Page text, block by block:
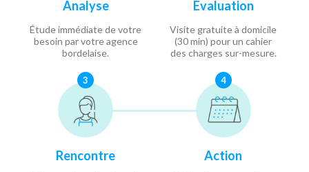
Analyse
Étude immédiate de votre
besoin par votre agence
bordelaise.
Évaluation
Visite gratuite à domicile
(30 min) pour un cahier
des charges sur-mesure.
3
Rencontre
4
Action